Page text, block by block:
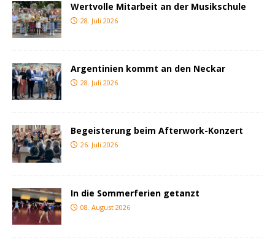
Wertvolle Mitarbeit an der Musikschule
28. Juli 2026
Argentinien kommt an den Neckar
28. Juli 2026
Begeisterung beim Afterwork-Konzert
26. Juli 2026
In die Sommerferien getanzt
08. August 2026